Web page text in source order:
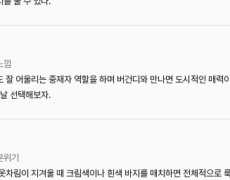
낌
잘 어울리는 중재자 역할을 하며 버건디와 만나면 도시적인 매
선택해보자.
기
차림이 지겨울 때 크림색이나 흰색 바지를 매치하면 전체적으